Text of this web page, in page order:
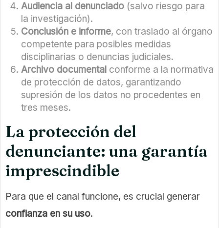
Audiencia al denunciado (salvo riesgo para
la investigación).
Conclusión e informe, con traslado al órgano
competente para posibles medidas
disciplinarias o denuncias judiciales.
Archivo documental conforme a la normativa
de protección de datos, garantizando
supresión de los datos no procedentes en
tres meses.
La protección del
denunciante: una garantía
imprescindible
Para que el canal funcione, es crucial generar
confianza en su uso.